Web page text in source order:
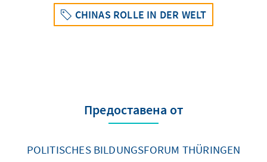
CHINAS ROLLE IN DER WELT
Предоставена от
POLITISCHES BILDUNGSFORUM THÜRINGEN